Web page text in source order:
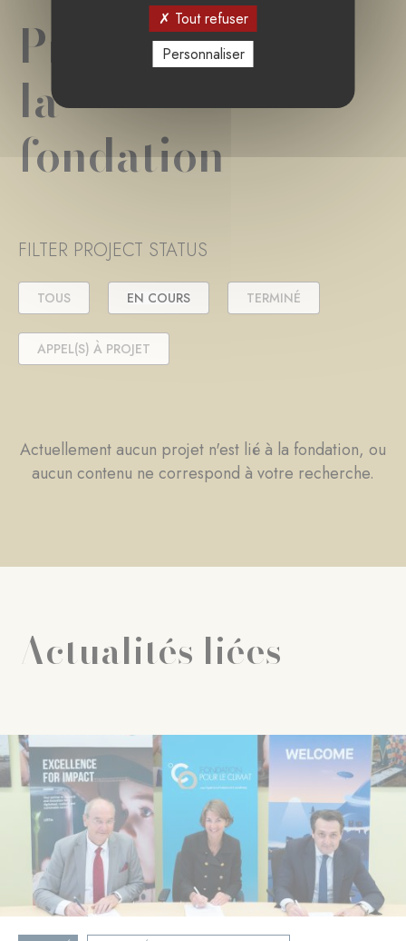
Projet(s) de
la
fondation
FILTER PROJECT STATUS
TOUS EN COURS TERMINÉ
APPEL(S) À PROJET
Actuellement aucun projet n'est lié à la fondation, ou
aucun contenu ne correspond à votre recherche.
Actualités liées
Tout refuser
Personnaliser